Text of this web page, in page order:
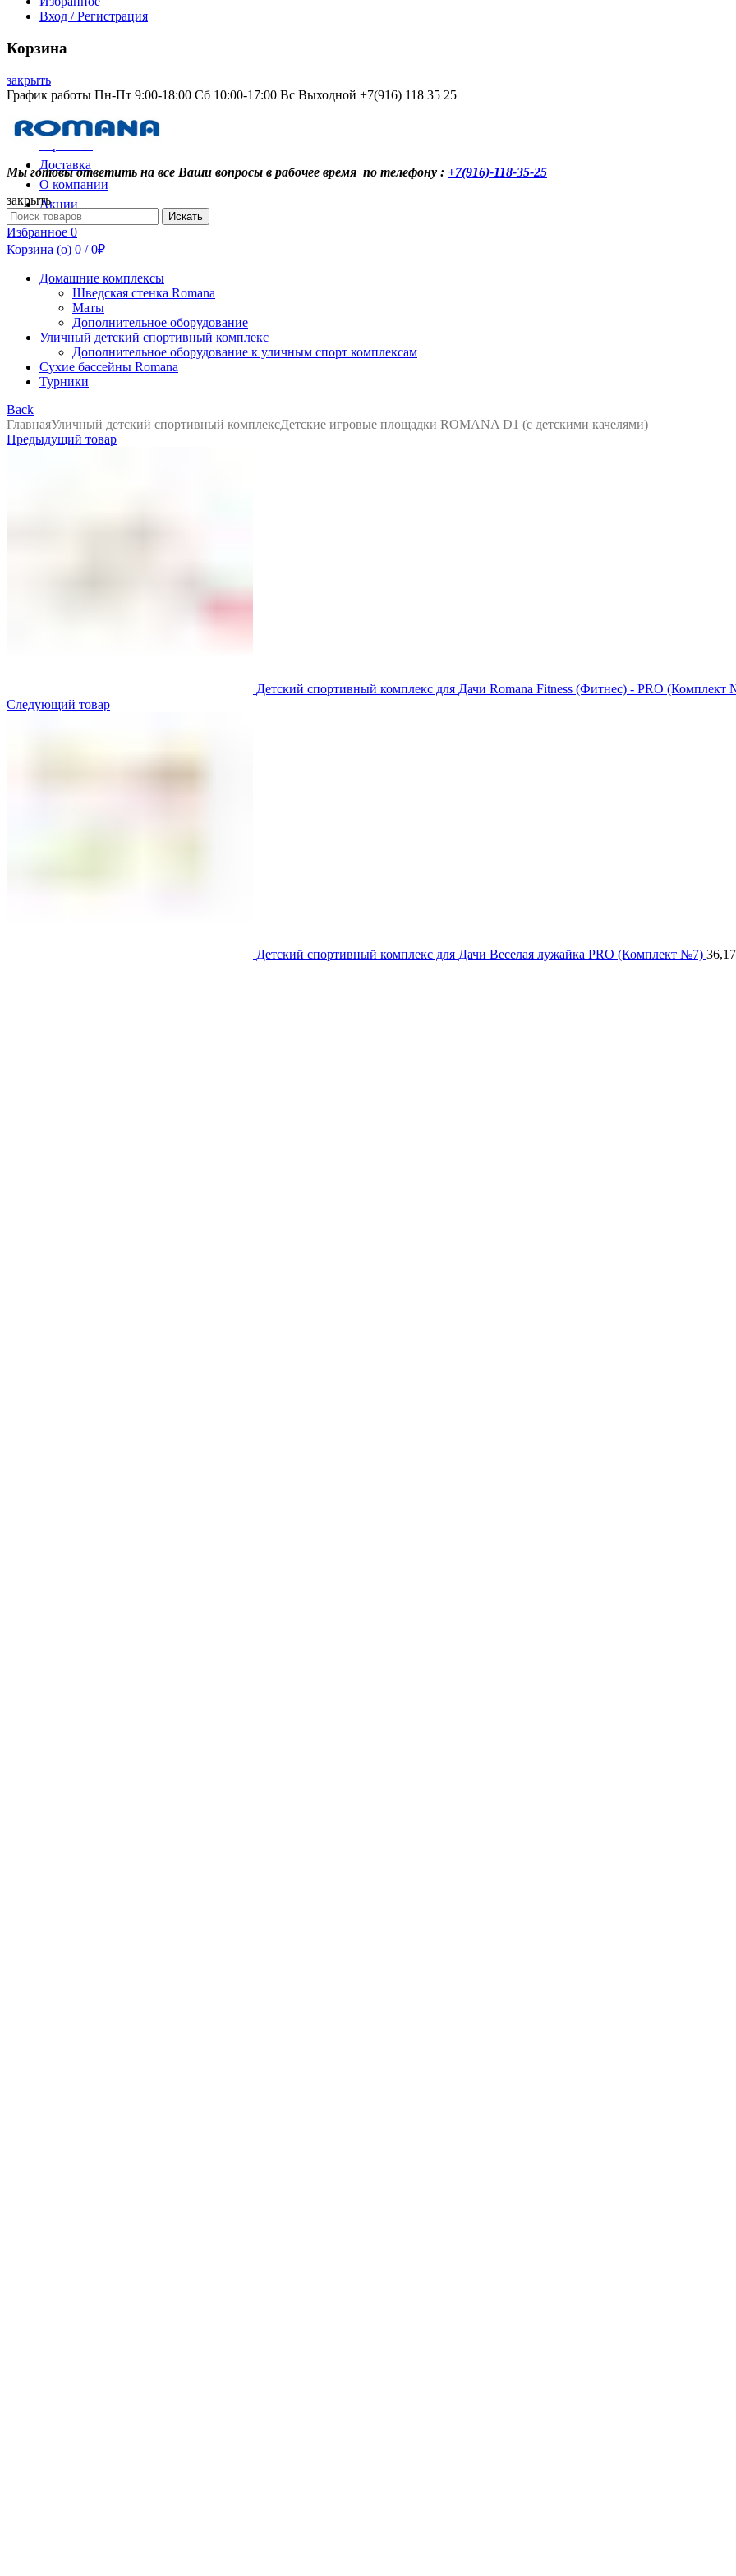
Вход / Регистрация
Корзина
закрыть
График работы Пн-Пт 9:00-18:00 Сб 10:00-17:00 Вс Выходной +7(916) 118 35 25
Контакты
Доставка
О компании
Акции
Мы готовы ответить на все Ваши вопросы в рабочее время по телефону : +7(916)-118-35-25
закрыть
Search
for:
Искать
Избранное 0
Корзина (o) 0 / 0₽
Домашние комплексы
Шведская стенка Romana
Маты
Дополнительное оборудование
Уличный детский спортивный комплекс
Дополнительное оборудование к уличным спорт комплексам
Сухие бассейны Romana
Турники
Back
ГлавнаяУличный детский спортивный комплексДетские игровые площадки ROMANA D1 (с детскими качелями)
Предыдущий товар
Детский спортивный комплекс для Дачи Romana Fitness (Фитнес) - PRO
Следующий товар
Детский спортивный комплекс для Дачи Веселая лужайка PRO (Комплект №7)